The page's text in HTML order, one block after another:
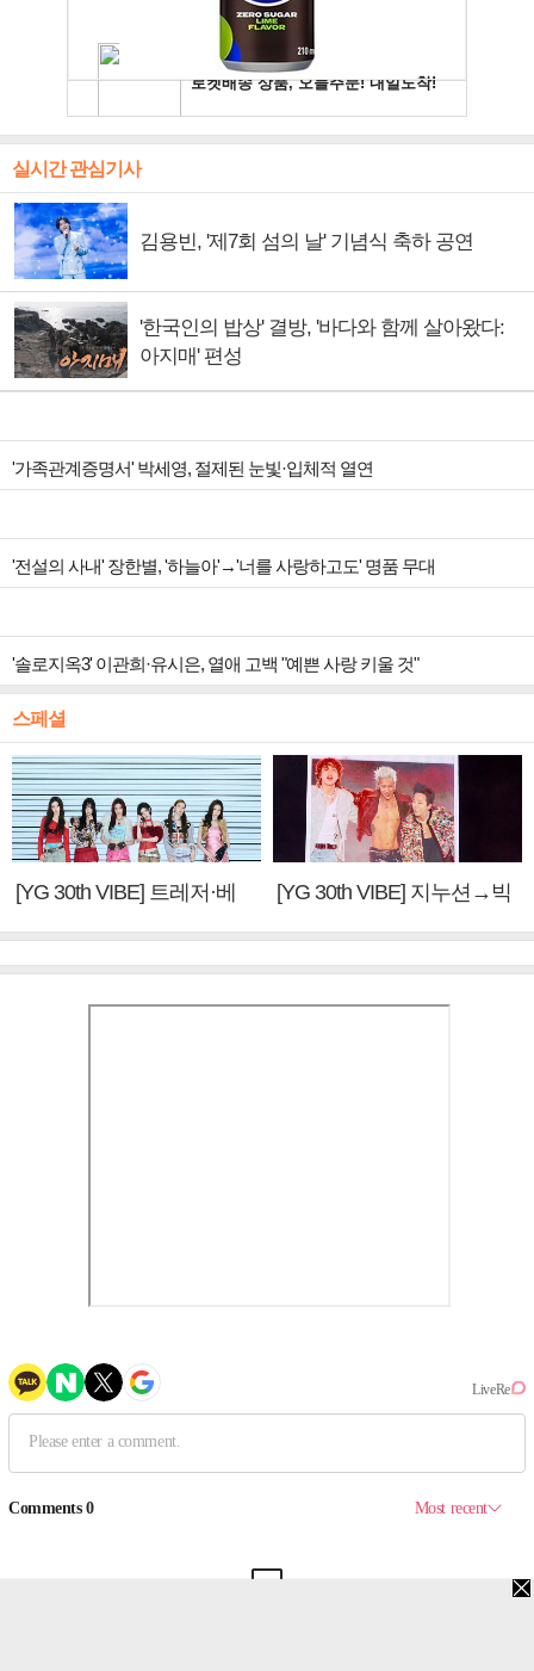
실시간 관심기사
김용빈, '제7회 섬의 날' 기념식 축하 공연
'한국인의 밥상' 결방, '바다와 함께 살아왔다:
아지매' 편성
'가족관계증명서' 박세영, 절제된 눈빛·입체적 열연
'전설의 사내' 장한별, '하늘아'→'너를 사랑하고도' 명품 무대
'솔로지옥3' 이관희·유시은, 열애 고백 "예쁜 사랑 키울 것"
스페셜
[YG 30th VIBE] 트레저·베
[YG 30th VIBE] 지누션→빅